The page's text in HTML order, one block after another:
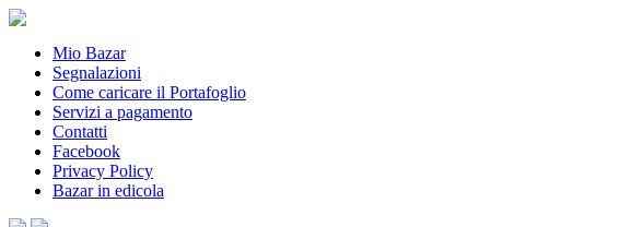
Mio Bazar
Segnalazioni
Come caricare il Portafoglio
Servizi a pagamento
Contatti
Facebook
Privacy Policy
Bazar in edicola